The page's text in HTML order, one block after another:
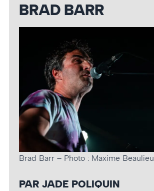
BRAD BARR
Brad Barr – Photo : Maxime Beaulieu
PAR JADE POLIQUIN